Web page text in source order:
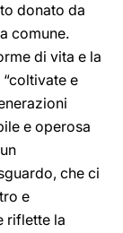
donato da
comune.
di vita e la
e
e operosa
che ci
e
riflette la